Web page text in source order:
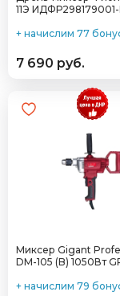
11Э
+ начислим 77
7 690 руб.
Миксер Gigant
DM-105 (B) 1050Вт
+ начислим 79